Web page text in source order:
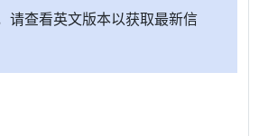
请查看英文版本以获取最新信